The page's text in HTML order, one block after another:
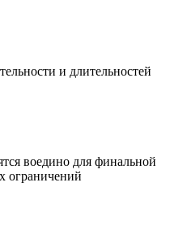
и длительностей
воедино для финальной
ограничений